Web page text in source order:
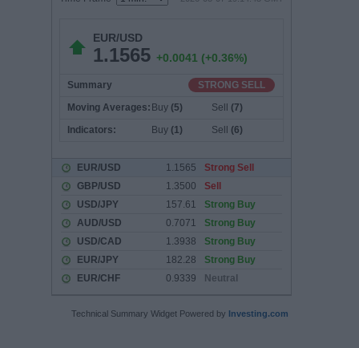
Technical Summary Widget Powered by Investing.com